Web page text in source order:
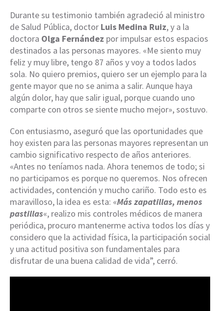
Durante su testimonio también agradeció al ministro
de Salud Pública, doctor Luis Medina Ruiz, y a la
doctora Olga Fernández por impulsar estos espacios
destinados a las personas mayores. «Me siento muy
feliz y muy libre, tengo 87 años y voy a todos lados
sola. No quiero premios, quiero ser un ejemplo para la
gente mayor que no se anima a salir. Aunque haya
algún dolor, hay que salir igual, porque cuando uno
comparte con otros se siente mucho mejor», sostuvo.
Con entusiasmo, aseguró que las oportunidades que
hoy existen para las personas mayores representan un
cambio significativo respecto de años anteriores.
«Antes no teníamos nada. Ahora tenemos de todo; si
no participamos es porque no queremos. Nos ofrecen
actividades, contención y mucho cariño. Todo esto es
maravilloso, la idea es esta: «Más zapatillas, menos
pastillas«, realizo mis controles médicos de manera
periódica, procuro mantenerme activa todos los días y
considero que la actividad física, la participación social
y una actitud positiva son fundamentales para
disfrutar de una buena calidad de vida”, cerró.